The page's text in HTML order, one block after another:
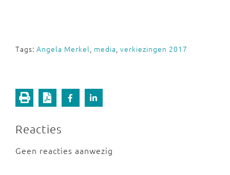
Tags: Angela Merkel, media, verkiezingen 2017
Reacties
Geen reacties aanwezig